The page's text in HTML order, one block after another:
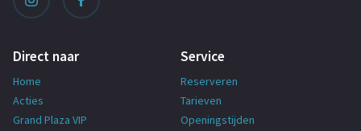
Direct naar
Home
Acties
Grand Plaza VIP
Service
Reserveren
Tarieven
Openingstijden